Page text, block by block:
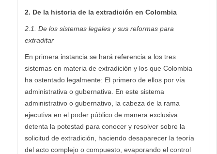
2. De la historia de la extradición en Colombia
2.1. De los sistemas legales y sus reformas para
extraditar
En primera instancia se hará referencia a los tres
sistemas en materia de extradición y los que Colombia
ha ostentado legalmente: El primero de ellos por vía
administrativa o gubernativa. En este sistema
administrativo o gubernativo, la cabeza de la rama
ejecutiva en el poder público de manera exclusiva
detenta la potestad para conocer y resolver sobre la
solicitud de extradición, haciendo desaparecer la teoría
del acto complejo o compuesto, evaporando el control